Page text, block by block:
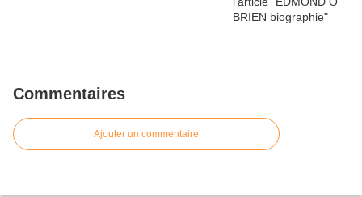
Commentaires
Ajouter un commentaire